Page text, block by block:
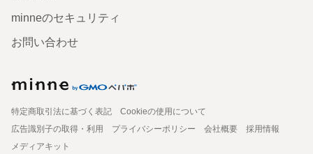
minneのセキュリティ
お問い合わせ
特定商取引法に基づく表記
Cookieの使用について
広告識別子の取得・利用
プライバシーポリシー 会社概要
採用情報
メディアキット